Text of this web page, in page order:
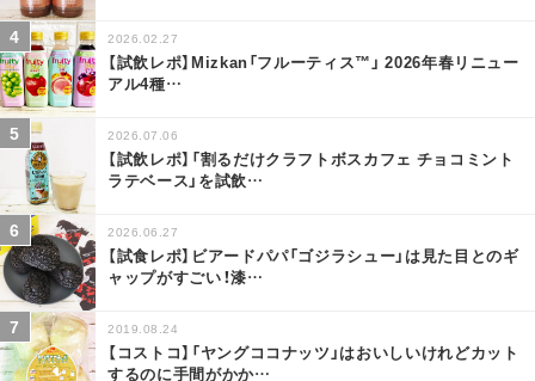
2026.02.27
【試飲レポ】Mizkan「フルーティス™」 2026年春リニュー
アル4種…
2026.07.06
【試飲レポ】「割るだけクラフトボスカフェ チョコミント
ラテベース」を試飲…
2026.06.27
【試食レポ】ビアードパパ「ゴジラシュー」は見た目とのギ
ャップがすごい！漆…
2019.08.24
【コストコ】「ヤングココナッツ」はおいしいけれどカット
するのに手間がかか…